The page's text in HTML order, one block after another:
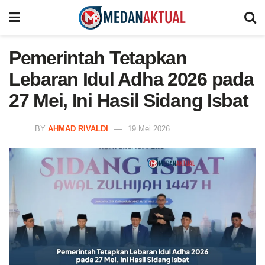
Pemerintah Tetapkan
Lebaran Idul Adha 2026 pada
27 Mei, Ini Hasil Sidang Isbat
BY AHMAD RIVALDI 19 Mei 2026